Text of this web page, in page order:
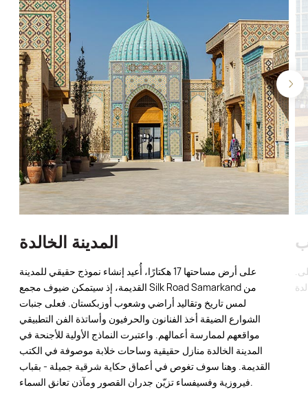
المدينة الخالدة
على أرض مساحتها 17 هكتارًا، أُعيد إنشاء نموذج حقيقي للمدينة
القديمة، إذ سيتمكن ضيوف مجمع Silk Road Samarkand من
لمس تاريخ وتقاليد أراضي وشعوب أوزبكستان. فعلى جنبات
الشوارع الضيقة أخذ الفنانون والحرفيون وأساتذة الفن التطبيقي
مواقعهم لممارسة أعمالهم. واعتبرت النماذج الأولية للأجنحة في
المدينة الخالدة منازل حقيقية وساحات خلابة موصوفة في الكتب
القديمة. وهنا سوف تغوص في أعماق حكاية شرقية جميلة - بقباب
فيروزية وفسيفساء تزيّن جدران القصور ومآذن تعانق السماء.
.يستطيع ضيوف المجمع استئجار قوارب للقيام بالرحلات النهرية على